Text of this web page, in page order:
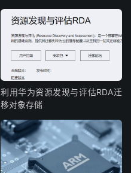
利用华为资源发现与评估RDA迁
移对象存储